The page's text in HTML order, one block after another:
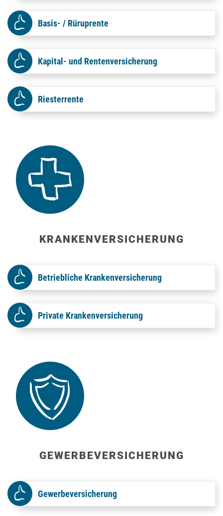
Basis- / Rüruprente
Kapital- und Rentenversicherung
Riesterrente
KRANKEN­VERSICHERUNG
Betriebliche Krankenversicherung
Private Krankenversicherung
GEWERBE­VERSICHERUNG
Gewerbeversicherung